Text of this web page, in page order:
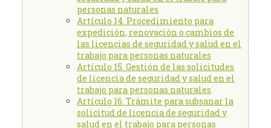
personas naturales
Artículo 14. Procedimiento para
expedición, renovación o cambios de
las licencias de seguridad y salud en el
trabajo para personas naturales
Artículo 15. Gestión de las solicitudes
de licencia de seguridad y salud en el
trabajo para personas naturales
Artículo 16. Trámite para subsanar la
solicitud de licencia de seguridad y
salud en el trabajo para personas